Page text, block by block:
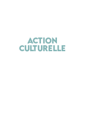
Action
culturelle